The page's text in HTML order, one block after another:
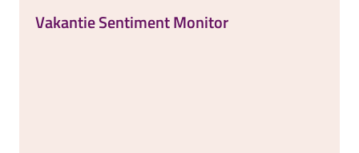
Vakantie Sentiment Monitor